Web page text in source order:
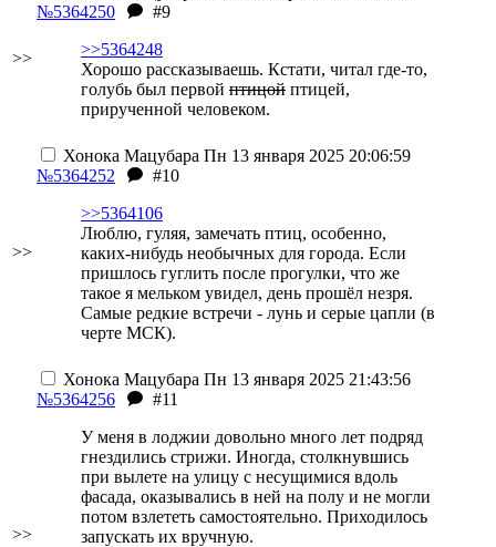
>>
№5364250
#9
>>5364248
Хорошо рассказываешь. Кстати, читал где-то,
голубь был первой птицой птицей,
прирученной человеком.
>>
Хонока Мацубара Пн 13 января 2025 20:06:59
№5364252
#10
>>5364106
Люблю, гуляя, замечать птиц, особенно,
каких-нибудь необычных для города. Если
пришлось гуглить после прогулки, что же
такое я мельком увидел, день прошёл незря.
Самые редкие встречи - лунь и серые цапли (в
черте МСК).
>>
Хонока Мацубара Пн 13 января 2025 21:43:56
№5364256
#11
У меня в лоджии довольно много лет подряд
гнездились стрижи. Иногда, столкнувшись
при вылете на улицу с несущимися вдоль
фасада, оказывались в ней на полу и не могли
потом взлететь самостоятельно. Приходилось
запускать их вручную.